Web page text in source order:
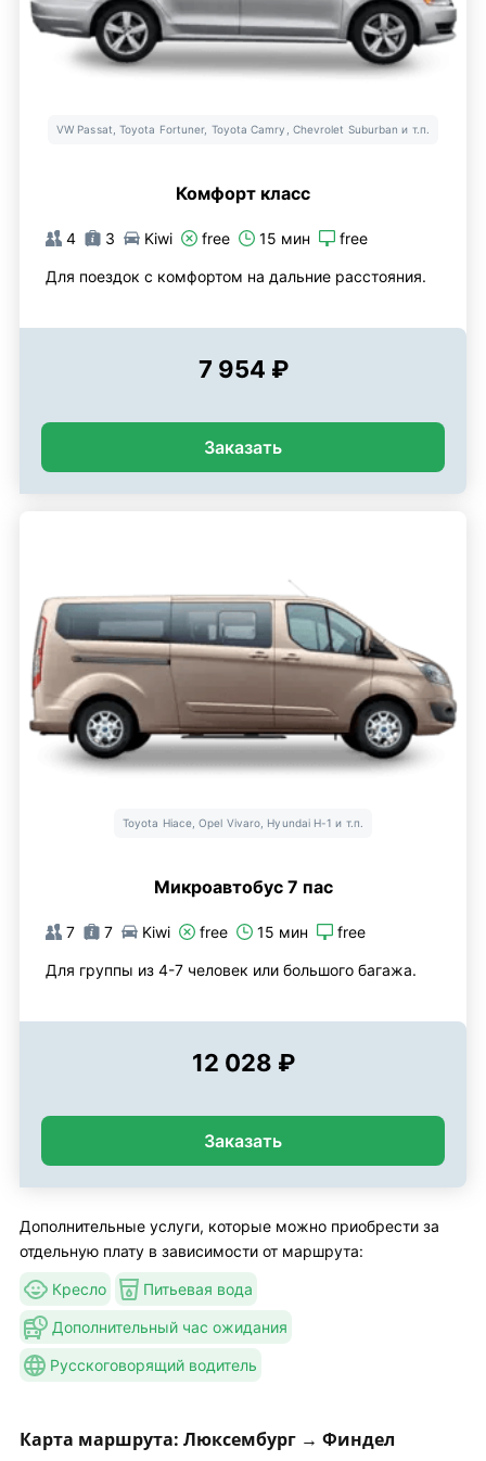
VW Passat, Toyota Fortuner, Toyota Camry, Chevrolet Suburban и т.п.
Комфорт класс
4 3 Kiwi free 15 мин free
Для поездок с комфортом на дальние расстояния.
7 954 ₽
Заказать
Toyota Hiace, Opel Vivaro, Hyundai H-1 и т.п.
Микроавтобус 7 пас
7 7 Kiwi free 15 мин free
Для группы из 4-7 человек или большого багажа.
12 028 ₽
Заказать
Дополнительные услуги, которые можно приобрести за
отдельную плату в зависимости от маршрута:
Кресло Питьевая вода
Дополнительный час ожидания
Русскоговорящий водитель
Карта маршрута: Люксембург → Финдел